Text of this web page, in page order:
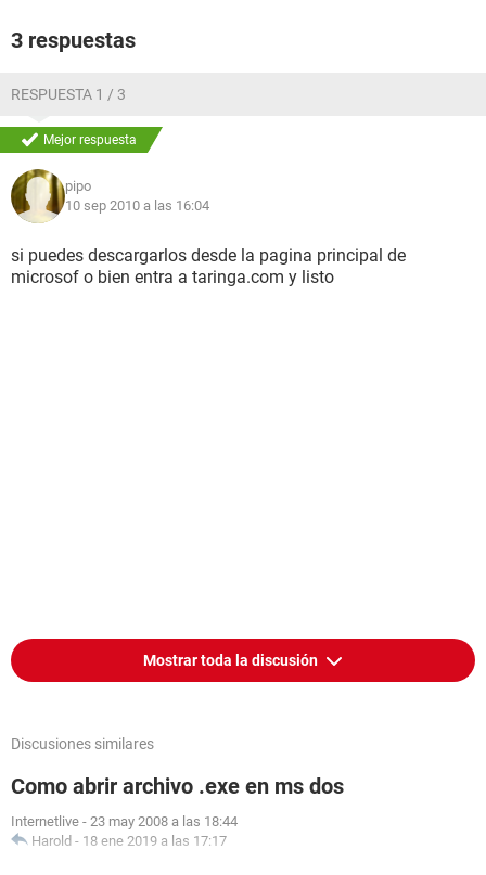
3 respuestas
RESPUESTA 1 / 3
Mejor respuesta
pipo
10 sep 2010 a las 16:04
si puedes descargarlos desde la pagina principal de
microsof o bien entra a taringa.com y listo
Mostrar toda la discusión
Discusiones similares
Como abrir archivo .exe en ms dos
Internetlive - 23 may 2008 a las 18:44
Harold - 18 ene 2019 a las 17:17